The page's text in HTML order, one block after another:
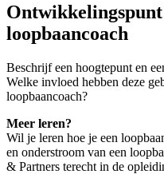
loopbaancoach
Beschrijf een hoogtepunt en
Welke invloed hebben deze
loopbaancoach?
Meer leren?
Wil je leren hoe je een
en onderstroom van een
& Partners terecht in de